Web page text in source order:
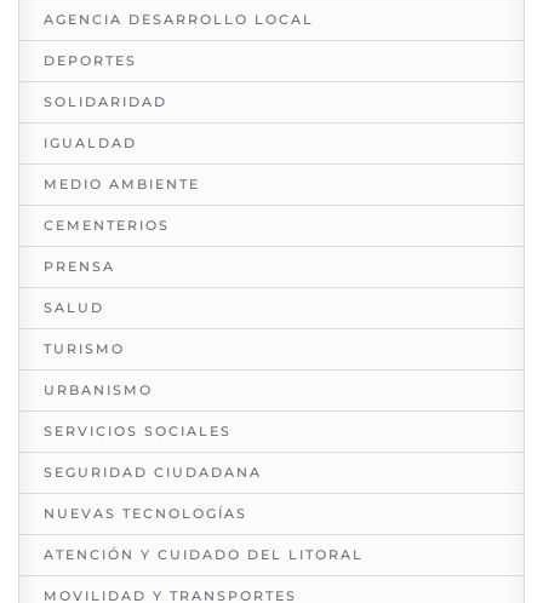
AGENCIA DESARROLLO LOCAL
DEPORTES
SOLIDARIDAD
IGUALDAD
MEDIO AMBIENTE
CEMENTERIOS
PRENSA
SALUD
TURISMO
URBANISMO
SERVICIOS SOCIALES
SEGURIDAD CIUDADANA
NUEVAS TECNOLOGÍAS
ATENCIÓN Y CUIDADO DEL LITORAL
MOVILIDAD Y TRANSPORTES